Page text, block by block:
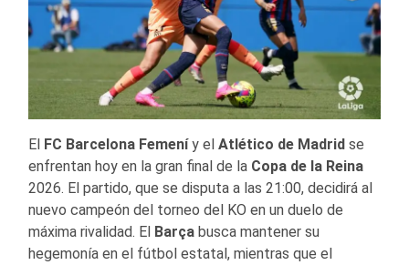
El FC Barcelona Femeníy el Atlético de Madrid se
enfrentan hoy en la gran final de la Copa de la Reina
2026. El partido, que se disputa a las 21:00, decidirá al
nuevo campeón del torneo del KO en un duelo de
máxima rivalidad. El Barça busca mantener su
hegemonía en el fútbol estatal, mientras que el